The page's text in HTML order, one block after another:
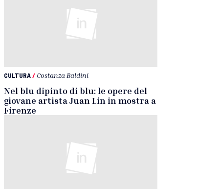
CULTURA/ Costanza Baldini
Nel blu dipinto di blu: le opere del
giovane artista Juan Lin in mostra a
Firenze